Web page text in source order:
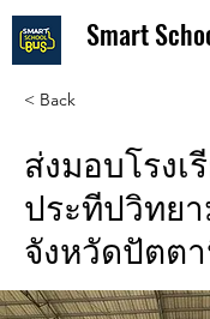
Smart
< Back
ส่งมอบโรงเ
ประทีปวิทย
จังหวัดปัตต